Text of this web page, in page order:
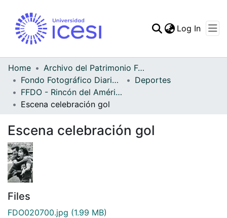
Statistics
Log In
Home
Archivo del Patrimonio Fotográfico y Fílmico del Valle del Cauca
Fondo Fotográfico Diario Occidente
Deportes
FFDO - Rincón del América - Patrimonial
Escena celebración gol
Escena celebración gol
Files
FDO020700.jpg (1.99 MB)